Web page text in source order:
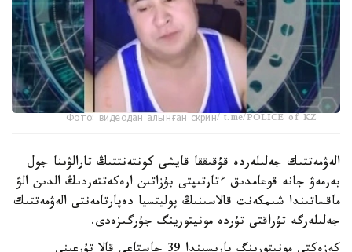
Фото: видеодан алынған скрин/ t.me/POLICE_of_KZ
الەۋمەتتىك جەلىلەردە قۇقىققا قايشى كونتەنتتىڭ تارالۋىنا جول
بەرمەۋ جانە قوعامدىق ءتارتىپتى بۇزاتىن ارەكەتتەردىڭ الدىن الۋ
ماقساتىندا شىمكەنت قالاسىنىڭ پوليتسيا دەپارتامەنتى الەۋمەتتىك
جەلىلەرگە تۇراقتى تۇردە مونيتورينگ جۇرگىزەدى.